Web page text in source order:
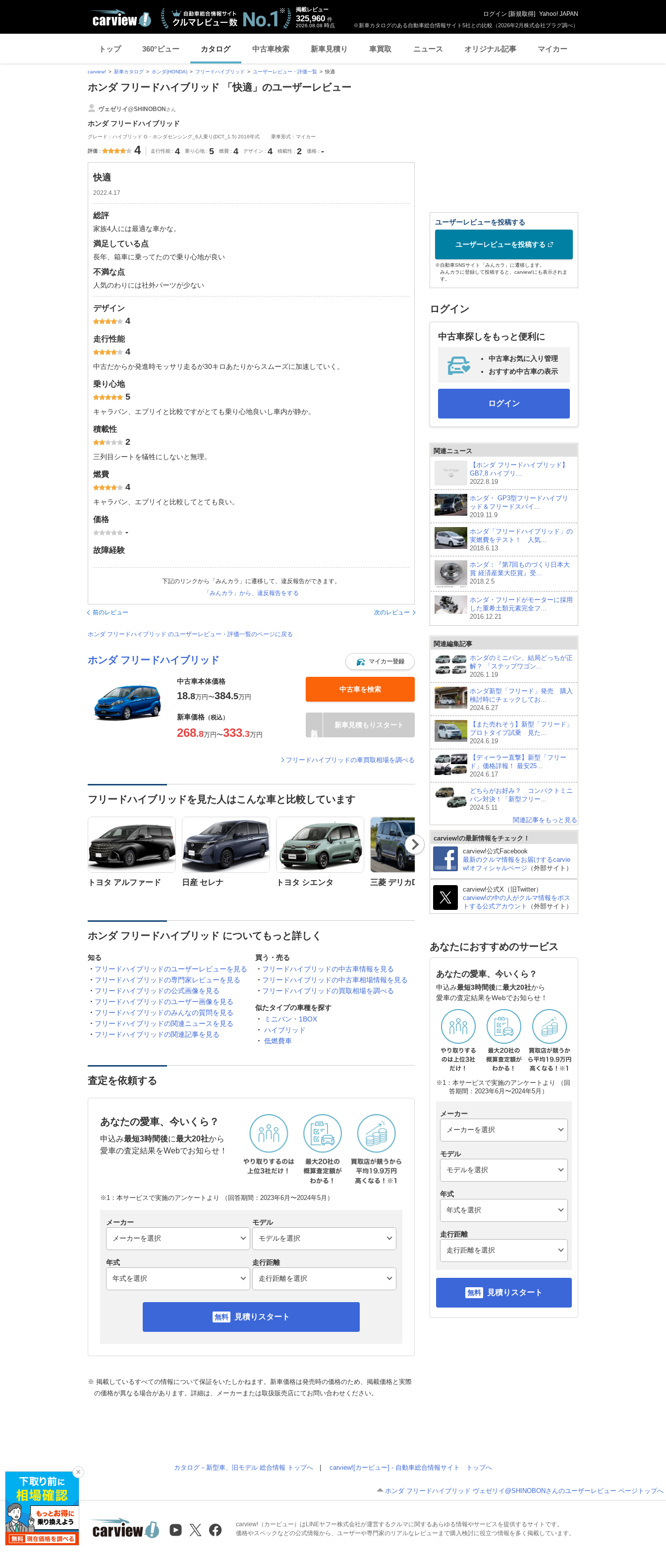
※新車カタログのある自動車総合情報サイト5社との比較（2026年2月株式会社プラグ調べ）
掲載レビュー
325,960 件
2026.08.08 時点
ログイン [新規取得] Yahoo! JAPAN
トップ 360°ビュー カタログ 中古車検索 新車見積り 車買取 ニュース オリジナル記事 マイカー
carview! 新車カタログ ホンダ(HONDA) フリードハイブリッド ユーザーレビュー・評価一覧 快適
ホンダ フリードハイブリッド 「快適」のユーザーレビュー
ヴェゼリイ@SHINOBON さん
ホンダ フリードハイブリッド
グレード：ハイブリッド G・ホンダセンシング_6人乗り(DCT_1.5) 2016年式 乗車形式：マイカー
評価 4 走行性能 4 乗り心地 5 燃費 4 デザイン 4 積載性 2 価格 -
快適
2022.4.17
総評
家族4人には最適な車かな。
満足している点
長年、箱車に乗ってたので乗り心地が良い
不満な点
人気のわりには社外パーツが少ない
デザイン
4
走行性能
4
中古だからか発進時モッサリ走るが30キロあたりからスムーズに加速していく。
乗り心地
5
キャラバン、エブリイと比較ですがとても乗り心地良いし車内が静か。
積載性
2
三列目シートを犠牲にしないと無理。
燃費
4
キャラバン、エブリイと比較してとても良い。
価格
-
故障経験
下記のリンクから「みんカラ」に遷移して、違反報告ができます。
「みんカラ」から、違反報告をする
前のレビュー 次のレビュー
ホンダ フリードハイブリッド のユーザーレビュー・評価一覧のページに戻る
ホンダ フリードハイブリッド マイカー登録
中古車本体価格
18.8万円〜384.5万円
中古車を検索
新車価格 （税込）
268.8万円〜333.3万円
新車見積もりスタート
フリードハイブリッドの車買取相場を調べる
フリードハイブリッドを見た人はこんな車と比較しています
トヨタ アルファード 日産 セレナ トヨタ シエンタ 三菱 デリカD:5
Nex
t
ホンダ フリードハイブリッド についてもっと詳しく
知る
フリードハイブリッドのユーザーレビューを見る
フリードハイブリッドの専門家レビューを見る
フリードハイブリッドの公式画像を見る
フリードハイブリッドのユーザー画像を見る
フリードハイブリッドのみんなの質問を見る
フリードハイブリッドの関連ニュースを見る
フリードハイブリッドの関連記事を見る
買う・売る
フリードハイブリッドの中古車情報を見る
フリードハイブリッドの中古車相場情報を見る
フリードハイブリッドの買取相場を調べる
似たタイプの車種を探す
ミニバン・1BOX
ハイブリッド
低燃費車
査定を依頼する
あなたの愛車、今いくら？
申込み最短3時間後に最大20社から
愛車の査定結果をWebでお知らせ！
※1：本サービスで実施のアンケートより （回答期間：2023年6月〜2024年5月）
メーカー モデル
年式 走行距離
見積りスタート
※ 掲載しているすべての情報について保証をいたしかねます。新車価格は発売時の価格のため、掲載価格と実際
の価格が異なる場合があります。詳細は、メーカーまたは取扱販売店にてお問い合わせください。
ユーザーレビューを投稿する
ユーザーレビューを投稿する
※自動車SNSサイト「みんカラ」に遷移します。
みんカラに登録して投稿すると、carview!にも表示されま
す。
ログイン
中古車探しをもっと便利に
中古車お気に入り管理
おすすめ中古車の表示
ログイン
関連ニュース
【ホンダ フリードハイブリッド】
GB7,8 ハイブリ...
2022.8.19
ホンダ・ GP3型フリードハイブリ
ッド＆フリードスパイ...
2019.11.9
ホンダ「フリードハイブリッド」の
実燃費をテスト！ 人気...
2018.6.13
ホンダ：『第7回ものづくり日本大
賞 経済産業大臣賞』受...
2018.2.5
ホンダ・フリードがモーターに採用
した重希土類元素完全フ...
2016.12.21
関連編集記事
ホンダのミニバン、結局どっちが正
解？ 「ステップワゴン...
2026.1.19
ホンダ新型「フリード」発売 購入
検討時にチェックしてお...
2024.6.27
【また売れそう】新型「フリード」
プロトタイプ試乗 見た...
2024.6.19
【ディーラー直撃】新型「フリー
ド」価格詳報！ 最安25...
2024.6.17
どちらがお好み？ コンパクトミニ
バン対決！「新型フリー...
2024.5.11
関連記事をもっと見る
carview!の最新情報をチェック！
carview!公式Facebook
最新のクルマ情報をお届けするcarvie
w!オフィシャルページ （外部サイト）
carview!公式X（旧Twitter）
carview!の中の人がクルマ情報をポス
トする公式アカウント
（外部サイト）
あなたにおすすめのサービス
あなたの愛車、今いくら？
申込み最短3時間後に最大20社から
愛車の査定結果をWebでお知らせ！
※1：本サービスで実施のアンケートより （回
答期間：2023年6月〜2024年5月）
メーカー
モデル
年式
走行距離
見積りスタート
カタログ－新型車、旧モデル 総合情報 トップへ carview![カービュー] - 自動車総合情報サイト トップへ
ホンダ フリードハイブリッド ヴェゼリイ@SHINOBONさんのユーザーレビュー ページトップへ
carview!（カービュー）はLINEヤフー株式会社が運営するクルマに関するあらゆる情報やサービスを提供するサイトです。
価格やスペックなどの公式情報から、ユーザーや専門家のリアルなレビューまで購入検討に役立つ情報を多く掲載しています。